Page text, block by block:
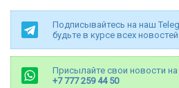
Подписывайтесь на наш
будьте в курсе всех новостей
Присылайте свои новости
+7 777 259 44 50